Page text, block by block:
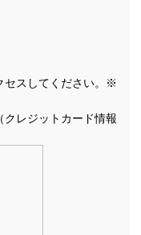
セスしてください。※
レジットカード情報